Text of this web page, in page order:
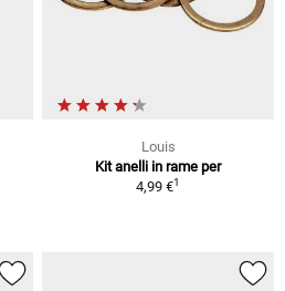
Louis
Kit anelli in rame per
4,99 €1